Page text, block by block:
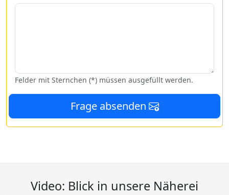
Felder mit Sternchen (*) müssen ausgefüllt werden.
Frage absenden
Video: Blick in unsere Näherei